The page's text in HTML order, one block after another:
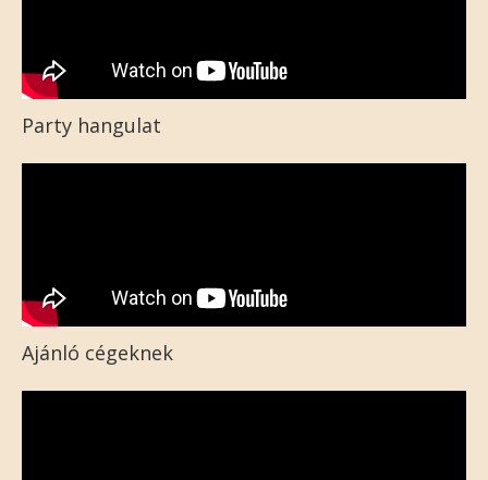
Party hangulat
Ajánló cégeknek